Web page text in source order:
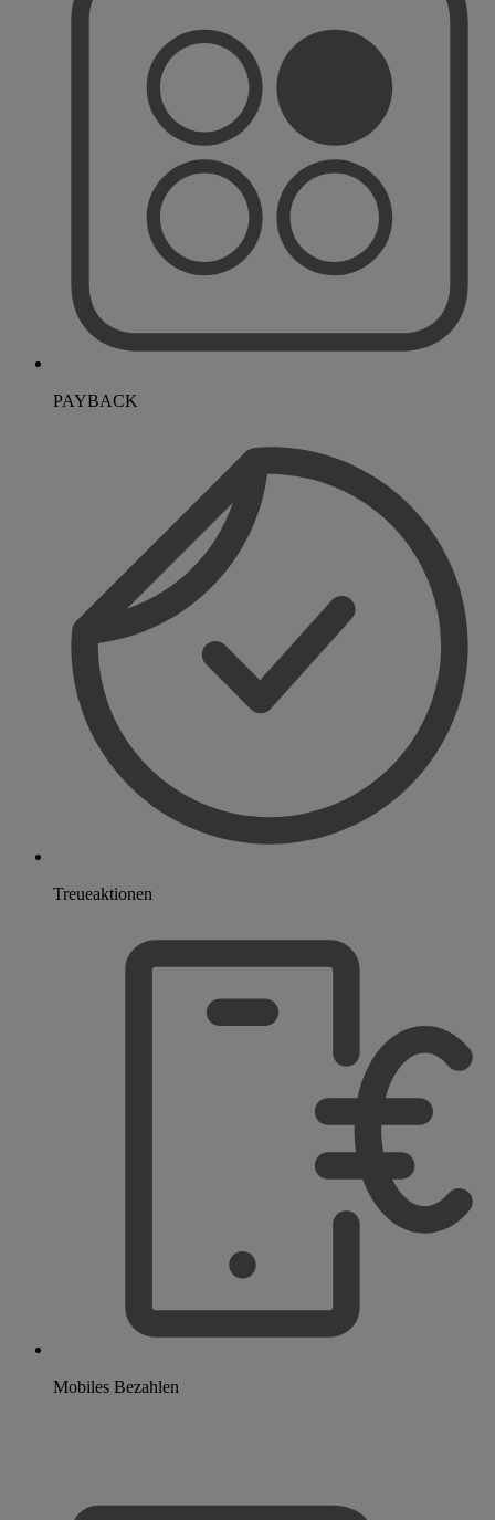
PAYBACK
Treueaktionen
Mobiles Bezahlen